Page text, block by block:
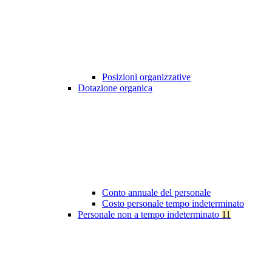
Posizioni organizzative
Dotazione organica
Conto annuale del personale
Costo personale tempo indeterminato
Personale non a tempo indeterminato 11